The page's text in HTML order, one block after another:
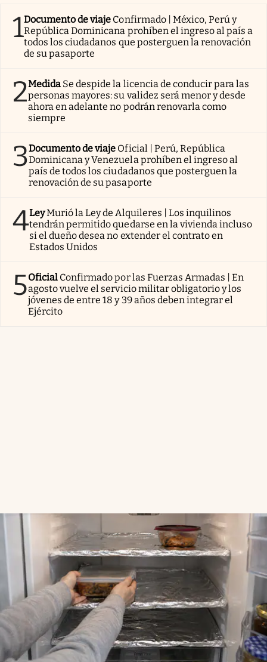
1Documento de viaje Confirmado | México, Perú y
República Dominicana prohíben el ingreso al país a
todos los ciudadanos que posterguen la renovación
de su pasaporte
2Medida Se despide la licencia de conducir para las
personas mayores: su validez será menor y desde
ahora en adelante no podrán renovarla como
siempre
3Documento de viaje Oficial | Perú, República
Dominicana y Venezuela prohíben el ingreso al
país de todos los ciudadanos que posterguen la
renovación de su pasaporte
4LeyMurió la Ley de Alquileres | Los inquilinos
tendrán permitido quedarse en la vivienda incluso
si el dueño desea no extender el contrato en
Estados Unidos
5Oficial Confirmado por las Fuerzas Armadas | En
agosto vuelve el servicio militar obligatorio y los
jóvenes de entre 18 y 39 años deben integrar el
Ejército